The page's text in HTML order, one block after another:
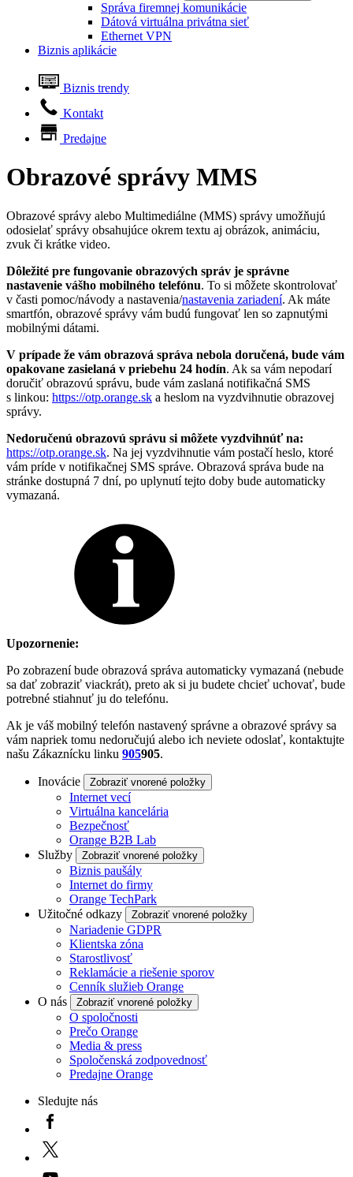
Správa firemnej komunikácie
Dátová virtuálna privátna sieť
Ethernet VPN
Biznis aplikácie
Biznis trendy
Kontakt
Predajne
Obrazové správy MMS
Obrazové správy alebo Multimediálne (MMS) správy umožňujú
odosielať správy obsahujúce okrem textu aj obrázok, animáciu,
zvuk či krátke video.
Dôležité pre fungovanie obrazových správ je správne
nastavenie vášho mobilného telefónu. To si môžete skontrolovať
v časti pomoc/návody a nastavenia/nastavenia zariadení. Ak máte
smartfón, obrazové správy vám budú fungovať len so zapnutými
mobilnými dátami.
V prípade že vám obrazová správa nebola doručená, bude vám
opakovane zasielaná v priebehu 24 hodín. Ak sa vám nepodarí
doručiť obrazovú správu, bude vám zaslaná notifikačná SMS
s linkou: https://otp.orange.sk a heslom na vyzdvihnutie obrazovej
správy.
Nedoručenú obrazovú správu si môžete vyzdvihnúť na:
https://otp.orange.sk. Na jej vyzdvihnutie vám postačí heslo, ktoré
vám príde v notifikačnej SMS správe. Obrazová správa bude na
stránke dostupná 7 dní, po uplynutí tejto doby bude automaticky
vymazaná.
Upozornenie:
Po zobrazení bude obrazová správa automaticky vymazaná (nebude
sa dať zobraziť viackrát), preto ak si ju budete chcieť uchovať, bude
potrebné stiahnuť ju do telefónu.
Ak je váš mobilný telefón nastavený správne a obrazové správy sa
vám napriek tomu nedoručujú alebo ich neviete odoslať, kontaktujte
našu Zákaznícku linku 905905.
Inovácie Zobraziť vnorené položky
Internet vecí
Virtuálna kancelária
Bezpečnosť
Orange B2B Lab
Služby
Zobraziť vnorené položky
Biznis paušály
Internet do firmy
Orange TechPark
Užitočné odkazy
Zobraziť vnorené položky
Nariadenie GDPR
Klientska zóna
Starostlivosť
Reklamácie a riešenie sporov
Cenník služieb Orange
O nás
Zobraziť vnorené položky
O spoločnosti
Prečo Orange
Media & press
Spoločenská zodpovednosť
Predajne Orange
Sledujte nás